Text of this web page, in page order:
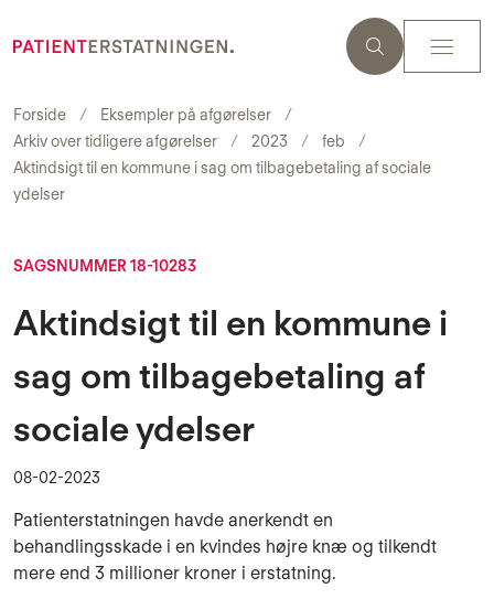
Forside
Eksempler på afgørelser
Arkiv over tidligere afgørelser
2023
feb
Aktindsigt til en kommune i sag om tilbagebetaling af sociale
ydelser
SAGSNUMMER 18-10283
Aktindsigt til en kommune i
sag om tilbagebetaling af
sociale ydelser
08-02-2023
Patienterstatningen havde anerkendt en
behandlingsskade i en kvindes højre knæ og tilkendt
mere end 3 millioner kroner i erstatning.